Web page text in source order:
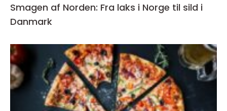
Smagen af Norden: Fra laks i Norge til sild i
Danmark